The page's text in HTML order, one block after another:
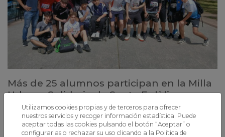
Más de 25 alumnos participan en la Milla
Urbana Solidaria de Santa Eulàlia
Los estudiantes de 1º de Bachillerato se suman a una carrera solidaria
en L’Hospitalet de Llobregat.
Utilizamos cookies propias y de terceros para ofrecer
nuestros servicios y recoger información estadística. Puede
aceptar todas las cookies pulsando el botón “Aceptar” o
configurarlas o rechazar su uso clicando a la Política de